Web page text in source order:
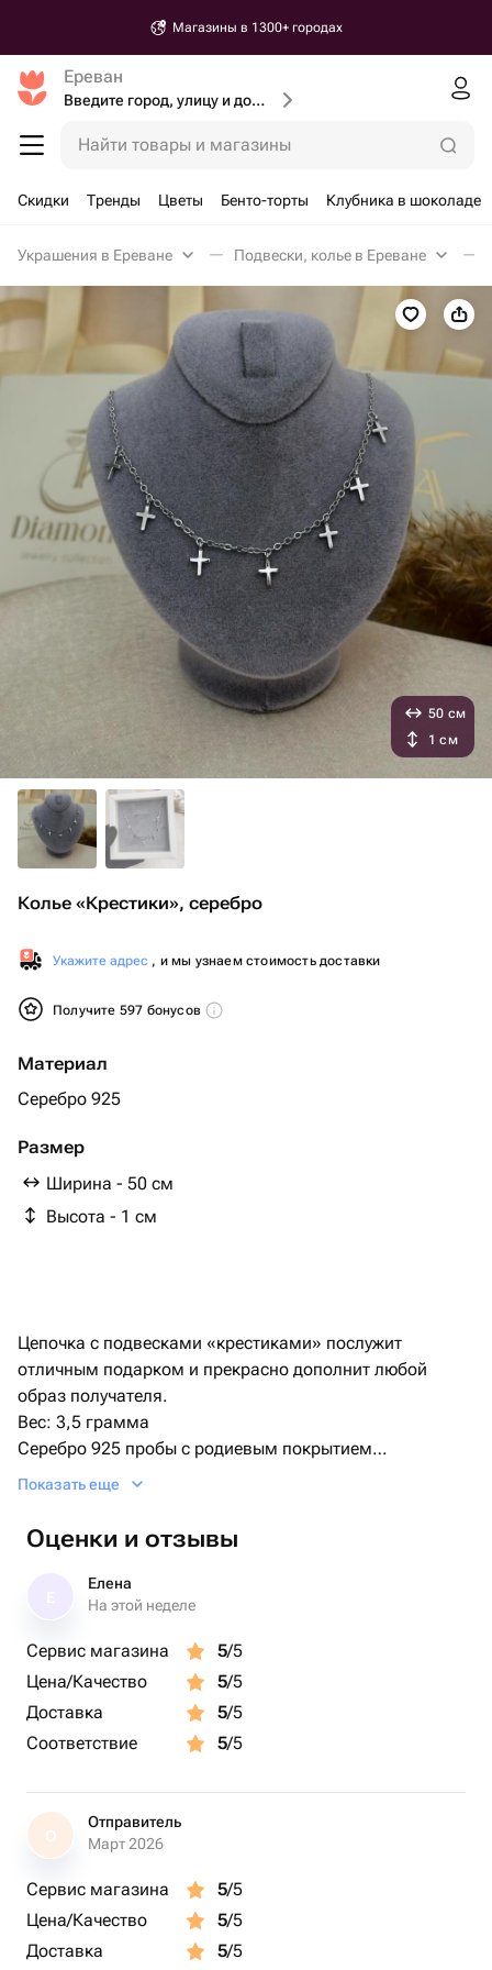
Магазины в 1300+ городах
Ереван
Введите город, улицу и дом доставки
Найти товары и магазины
Скидки Тренды Цветы Бенто-торты Клубника в шоколаде
Украшения в Ереване Подвески, колье в Ереване
Колье «Крестики», серебро
Укажите адрес , и мы узнаем стоимость доставки
Получите 597 бонусов
Материал
Серебро 925
Размер
Ширина - 50 см
Высота - 1 см
50 см
1 см
Цепочка с подвесками «крестиками» послужит
отличным подарком и прекрасно дополнит любой
образ получателя.
Вес: 3,5 грамма
Серебро 925 пробы с родиевым покрытием
Длина цепочки 50см. Размер крестиков 1,5х1см.
Показать еще
Оценки и отзывы
Елена
На этой неделе
Сервис магазина 5/5
Цена/Качество
5/5
Доставка
5/5
Соответствие
5/5
О
Отправитель
Март 2026
Сервис магазина 5/5
Цена/Качество
5/5
Доставка
5/5